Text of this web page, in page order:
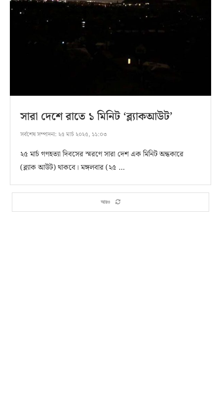
সারা দেশে রাতে ১ মিনিট ‘ব্ল্যাকআউট’
সর্বশেষ সম্পাদনা: ২৫ মার্চ ২০২৫, ১১:০৩
২৫ মার্চ গণহত্যা দিবসের স্মরণে সারা দেশ এক মিনিট অন্ধকারে
(ব্ল্যাক আউট) থাকবে। মঙ্গলবার (২৫ …
আরও